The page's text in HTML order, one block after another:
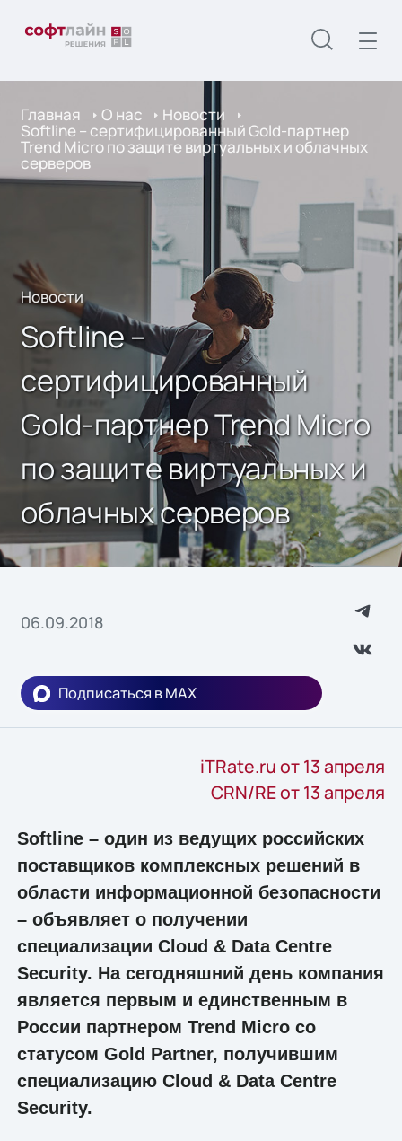
Главная О нас Новости
Softline – сертифицированный Gold-партнер
Trend Micro по защите виртуальных и облачных
серверов
Новости
Softline –
сертифицированный
Gold-партнер Trend Micro
по защите виртуальных и
облачных серверов
06.09.2018
Подписаться в MAX
iTRate.ru от 13 апреля
CRN/RE от 13 апреля
Softline – один из ведущих российских
поставщиков комплексных решений в
области информационной безопасности
– объявляет о получении
специализации Cloud & Data Centre
Security. На сегодняшний день компания
является первым и единственным в
России партнером Trend Micro со
статусом Gold Partner, получившим
специализацию Cloud & Data Centre
Security.